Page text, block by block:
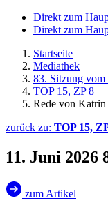
Direkt zum
Direkt zum
Startseite
Mediathek
83. Sitzung vom
TOP 15, ZP 8
Rede von
zurück zu: TOP 15,
11. Juni 2026
zum Artikel